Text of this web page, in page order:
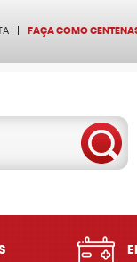
FAÇA COMO